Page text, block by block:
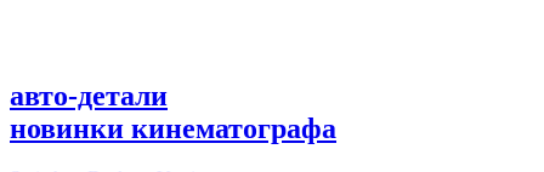
авто-детали
новинки кинематографа